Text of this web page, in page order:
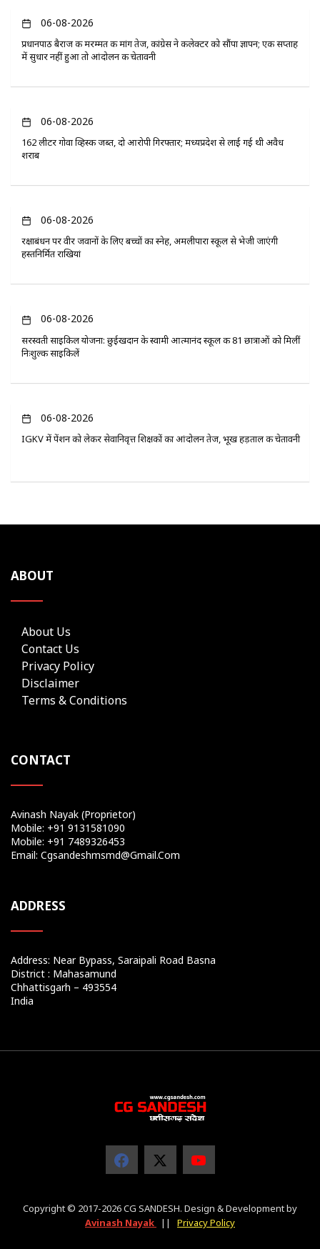
06-08-2026
प्रधानपाठ बैराज की मरम्मत की मांग तेज, कांग्रेस ने कलेक्टर को सौंपा ज्ञापन; एक सप्ताह
में सुधार नहीं हुआ तो आंदोलन की चेतावनी
06-08-2026
162 लीटर गोवा व्हिस्की जब्त, दो आरोपी गिरफ्तार; मध्यप्रदेश से लाई गई थी अवैध
शराब
06-08-2026
रक्षाबंधन पर वीर जवानों के लिए बच्चों का स्नेह, अमलीपारा स्कूल से भेजी जाएंगी
हस्तनिर्मित राखियां
06-08-2026
सरस्वती साइकिल योजना: छुईखदान के स्वामी आत्मानंद स्कूल की 81 छात्राओं को मिलीं
निःशुल्क साइकिलें
06-08-2026
IGKV में पेंशन को लेकर सेवानिवृत्त शिक्षकों का आंदोलन तेज, भूख हड़ताल की चेतावनी
ABOUT
About Us
Contact Us
Privacy Policy
Disclaimer
Terms & Conditions
CONTACT
Avinash Nayak (Proprietor)
Mobile: +91 9131581090
Mobile: +91 7489326453
Email: Cgsandeshmsmd@gmail.com
ADDRESS
Address: Near Bypass, Saraipali Road Basna
District : Mahasamund
Chhattisgarh – 493554
India
Copyright © 2017-2026 CG SANDESH. Design & Development by
Avinash Nayak
|| Privacy Policy